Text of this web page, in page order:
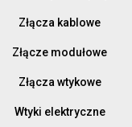
Złącza kablowe
Złącze modułowe
Złącza wtykowe
Wtyki elektryczne